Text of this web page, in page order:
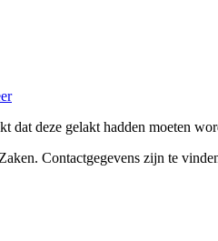
deze gelakt hadden moeten
. Contactgegevens zijn te